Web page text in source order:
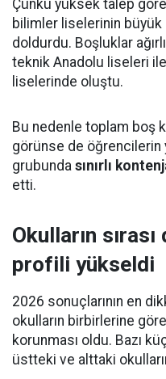
Çünkü yüksek talep
bilimler liselerinin büyük
doldurdu. Boşluklar
teknik Anadolu liseleri
liselerinde oluştu.
Bu nedenle toplam boş
görünse de
grubunda sınırlı
etti.
Okulların
profili yükseldi
2026 sonuçlarının en
okulların birbirlerine
korunması oldu. Bazı
üstteki ve alttaki